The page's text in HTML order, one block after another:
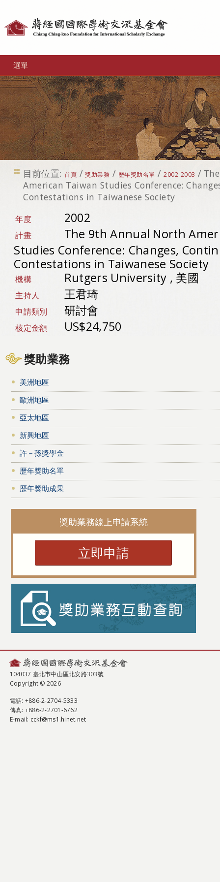
選單
目前位置: 首頁 /獎助業務 / 歷年獎助名單 /2002-2003 /
American Taiwan Studies Conference:
Contestations in Taiwanese Society
年度 2002
計畫
The 9th Annual North
Studies Conference: Changes,
Contestations in Taiwanese Society
機構 Rutgers University , 美國
主持人 王君琦
申請類別 研討會
核定金額 US$24,750
獎助業務
美洲地區
歐洲地區
亞太地區
新興地區
許－孫獎學金
歷年獎助名單
歷年獎助成果
獎助業務線上申請系統
立即申請
104037 臺北市中山區北安路303號
Copyright © 2026
電話: +886-2-2704-5333
傳真: +886-2-2701-6762
E-mail: cckf@ms1.hinet.net